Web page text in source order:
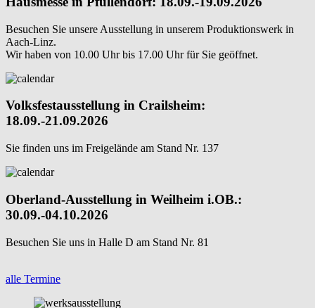
Besuchen Sie unsere Ausstellung in unserem Produktionswerk in
Aach-Linz.
Wir haben von 10.00 Uhr bis 17.00 Uhr für Sie geöffnet.
Volksfestausstellung in Crailsheim:
18.09.-21.09.2026
Sie finden uns im Freigelände am Stand Nr. 137
Oberland-Ausstellung in Weilheim i.OB.:
30.09.-04.10.2026
Besuchen Sie uns in Halle D am Stand Nr. 81
alle Termine